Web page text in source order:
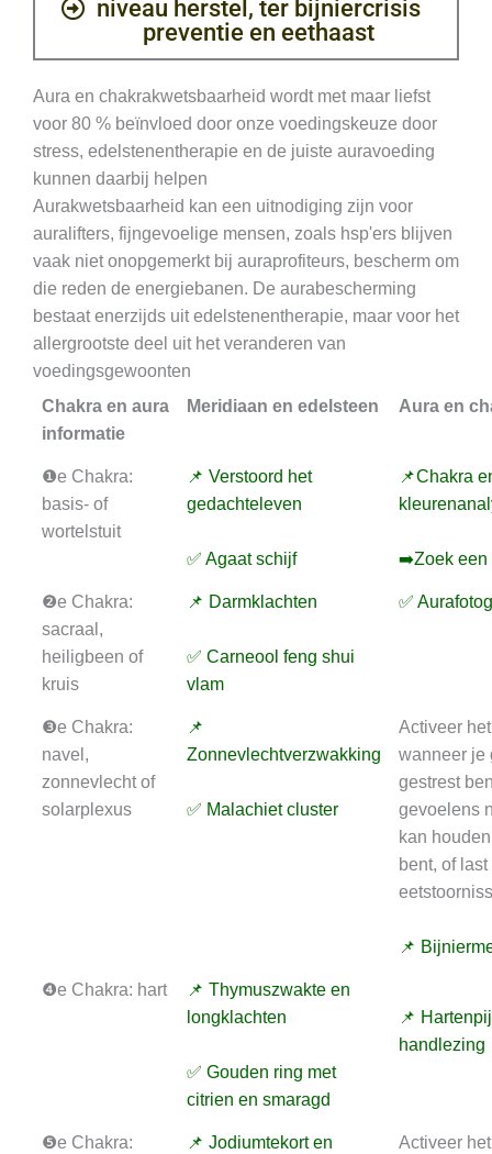
niveau herstel, ter bijniercrisis
preventie en eethaast
Aura en chakrakwetsbaarheid wordt met maar liefst
voor 80 % beïnvloed door onze voedingskeuze door
stress, edelstenentherapie en de juiste auravoeding
kunnen daarbij helpen
Aurakwetsbaarheid kan een uitnodiging zijn voor
auralifters, fijngevoelige mensen, zoals hsp'ers blijven
vaak niet onopgemerkt bij auraprofiteurs, bescherm om
die reden de energiebanen. De aurabescherming
bestaat enerzijds uit edelstenentherapie, maar voor het
allergrootste deel uit het veranderen van
voedingsgewoonten
Chakra en aura
informatie
Meridiaan en edelsteen Aura en
❶e Chakra:
basis- of
wortelstuit
📌 Verstoord het
gedachteleven
✅ Agaat schijf
📌Chakra
➡️Zoek een
❷e Chakra:
sacraal,
heiligbeen of
kruis
📌 Darmklachten
✅ Carneool feng shui
vlam
✅
❸e Chakra:
navel,
zonnevlecht of
solarplexus
📌
Zonnevlechtverzwakking
✅ Malachiet cluster
Activeer
wanneer je
gestrest
gevoelens
kan
bent, of
📌
❹e Chakra: hart
📌 Thymuszwakte en
longklachten
✅ Gouden ring met
citrien en smaragd
📌
handlezing
❺e Chakra:
📌 Jodiumtekort en
Activeer